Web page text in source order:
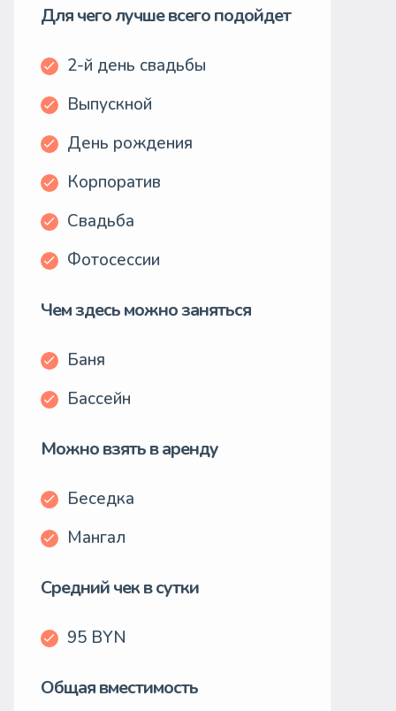
Для чего лучше всего подойдет
2-й день свадьбы
Выпускной
День рождения
Корпоратив
Свадьба
Фотосессии
Чем здесь можно заняться
Баня
Бассейн
Можно взять в аренду
Беседка
Мангал
Средний чек в сутки
95 BYN
Общая вместимость